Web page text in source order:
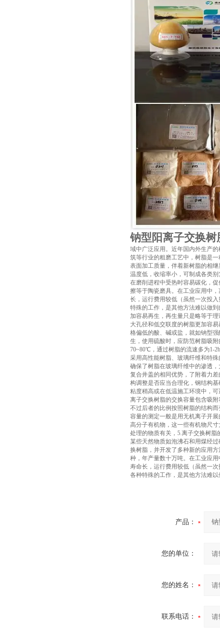
钠型阳离子交换
域中广泛应用。近年国内外生产
筑等行业的粗磨工艺中，树脂是
表面加工质量，伴着新树脂的相
温度低，收缩率小，可制成各类
在磨削进程中受热时容易碳化，
擦等于陶瓷磨具。在工业应用中
长，运行费用较低（虽然一次投
特殊的工作，是其他方法难以做
加容易再生，再生量只是略等于
大孔径和低交联度的树脂更加容
格偏低的酸、碱或盐，就如钠型
生，使用硫酸时，应防范树脂吸
70~80℃，通过树脂的流速多为1-
采用高性能树脂、玻璃纤维和特
确保了树脂在玻璃纤维中的渗透
复合井盖的相同优势，了附着力
构调整是否应当合理化，钢结构
粘度稍高或在低温施工环境中，
离子交换树脂的交换容量包含吸附
不过后者的比例按照树脂的结构
容量的测定一般是用无机离子开
高分子有机物，这一些有机物尺
处理的物质有关，5.离子交换树
某些天然物质如泡沸石和用煤经
换树脂，并开发了多种新的应用
种，年产量数十万吨。在工业应
寿命长，运行费用较低（虽然一
各种特殊的工作，是其他方法难
产品：
您的单位：
您的姓名：
联系电话：